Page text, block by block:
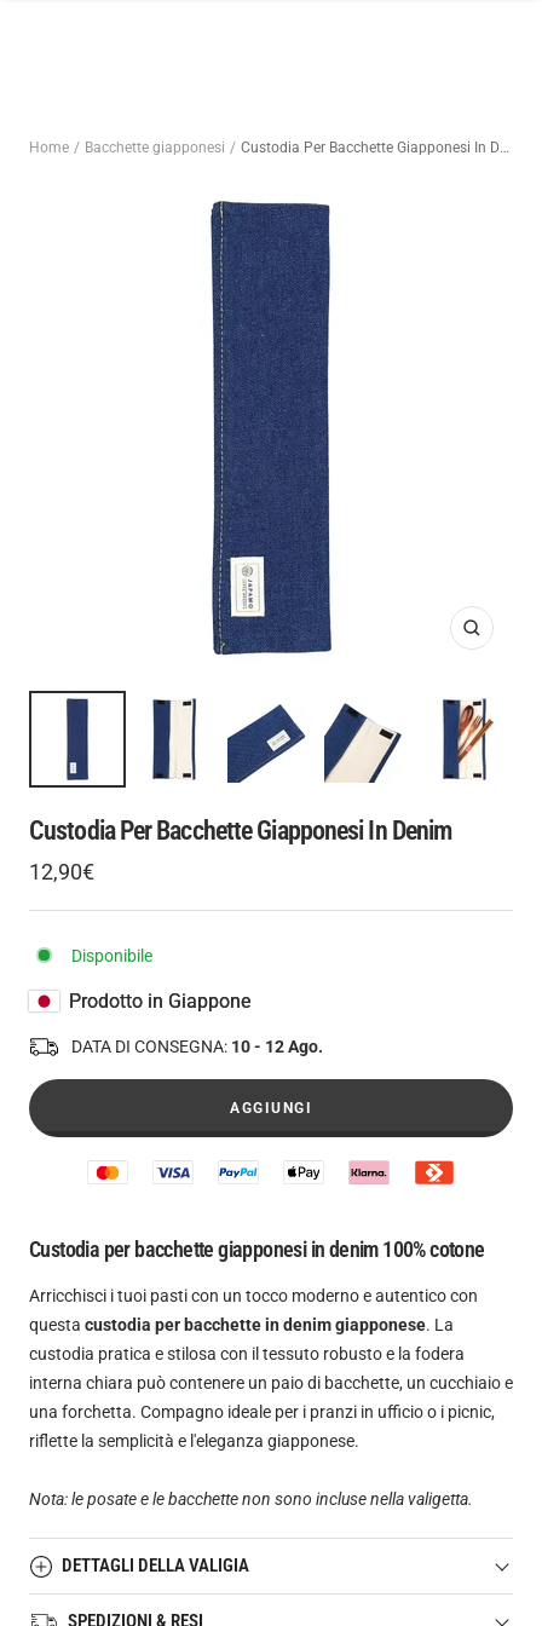
Home Bacchette giapponesi Custodia Per Bacchette Giapponesi In Denim
Custodia Per Bacchette Giapponesi In Denim
Prezzo
di
vendita
12,90€
Disponibile
Prodotto in Giappone
DATA DI CONSEGNA: 10 - 12 Ago.
AGGIUNGI
Custodia per bacchette giapponesi in denim 100% cotone
Arricchisci i tuoi pasti con un tocco moderno e autentico con
questa custodia per bacchette in denim giapponese. La
custodia pratica e stilosa con il tessuto robusto e la fodera
interna chiara può contenere un paio di bacchette, un cucchiaio e
una forchetta. Compagno ideale per i pranzi in ufficio o i picnic,
riflette la semplicità e l'eleganza giapponese.
Nota: le posate e le bacchette non sono incluse nella valigetta.
DETTAGLI DELLA VALIGIA
SPEDIZIONI & RESI